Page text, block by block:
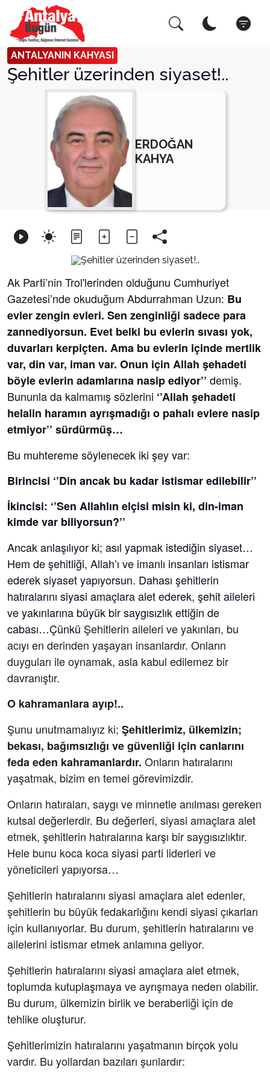
ANTALYANIN KAHYASI
Şehitler üzerinden siyaset!..
ERDOĞAN
KAHYA
Ak Parti’nin Trol'lerinden olduğunu Cumhuriyet
Gazetesi’nde okuduğum Abdurrahman Uzun: Bu
evler zengin evleri. Sen zenginliği sadece para
zannediyorsun. Evet belki bu evlerin sıvası yok,
duvarları kerpiçten. Ama bu evlerin içinde mertlik
var, din var, iman var. Onun için Allah şehadeti
böyle evlerin adamlarına nasip ediyor’’ demiş.
Bununla da kalmamış sözlerini ‘’Allah şehadeti
helalin haramın ayrışmadığı o pahalı evlere nasip
etmiyor’’ sürdürmüş…
Bu muhtereme söylenecek iki şey var:
Birincisi ‘’Din ancak bu kadar istismar edilebilir’’
İkincisi: ‘’Sen Allahlın elçisi misin ki, din-iman
kimde var biliyorsun?’’
Ancak anlaşılıyor ki; asıl yapmak istediğin siyaset…
Hem de şehitliği, Allah’ı ve imanlı insanları istismar
ederek siyaset yapıyorsun. Dahası şehitlerin
hatıralarını siyasi amaçlara alet ederek, şehit aileleri
ve yakınlarına büyük bir saygısızlık ettiğin de
cabası…Çünkü Şehitlerin aileleri ve yakınları, bu
acıyı en derinden yaşayan insanlardır. Onların
duyguları ile oynamak, asla kabul edilemez bir
davranıştır.
O kahramanlara ayıp!..
Şunu unutmamalıyız ki; Şehitlerimiz, ülkemizin;
bekası, bağımsızlığı ve güvenliği için canlarını
feda eden kahramanlardır. Onların hatıralarını
yaşatmak, bizim en temel görevimizdir.
Onların hatıraları, saygı ve minnetle anılması gereken
kutsal değerlerdir. Bu değerleri, siyasi amaçlara alet
etmek, şehitlerin hatıralarına karşı bir saygısızlıktır.
Hele bunu koca koca siyasi parti liderleri ve
yöneticileri yapıyorsa…
Şehitlerin hatıralarını siyasi amaçlara alet edenler,
şehitlerin bu büyük fedakarlığını kendi siyasi çıkarları
için kullanıyorlar. Bu durum, şehitlerin hatıralarını ve
ailelerini istismar etmek anlamına geliyor.
Şehitlerin hatıralarını siyasi amaçlara alet etmek,
toplumda kutuplaşmaya ve ayrışmaya neden olabilir.
Bu durum, ülkemizin birlik ve beraberliği için de
tehlike oluşturur.
Şehitlerimizin hatıralarını yaşatmanın birçok yolu
vardır. Bu yollardan bazıları şunlardır:
Arama Yap! Kapat